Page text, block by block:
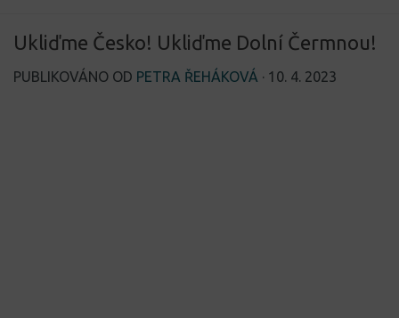
Ukliďme Česko! Ukliďme Dolní Čermnou!
PUBLIKOVÁNO OD PETRA ŘEHÁKOVÁ · 10. 4. 2023